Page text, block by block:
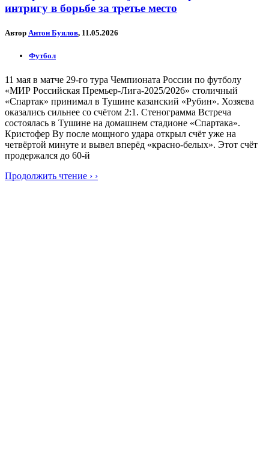
интригу в борьбе за третье место
Автор Антон Буялов, 11.05.2026
Футбол
11 мая в матче 29-го тура Чемпионата России по футболу
«МИР Российская Премьер-Лига-2025/2026» столичный
«Спартак» принимал в Тушине казанский «Рубин». Хозяева
оказались сильнее со счётом 2:1. Стенограмма Встреча
состоялась в Тушине на домашнем стадионе «Спартака».
Кристофер Ву после мощного удара открыл счёт уже на
четвёртой минуте и вывел вперёд «красно-белых». Этот счёт
продержался до 60-й
Продолжить чтение › ›